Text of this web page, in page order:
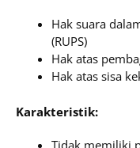
Hak suara
(RUPS)
Hak atas
Hak atas sisa
Karakteristik:
Tidak memiliki